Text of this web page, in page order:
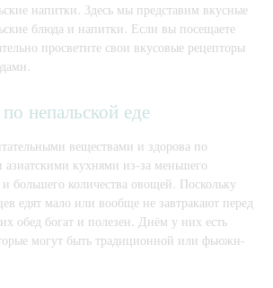
напитки. Здесь мы представим вкусные
блюда и напитки. Если вы посещаете
просветите свои вкусовые рецепторы
непальской еде
веществами и здорова по
кухнями из-за меньшего
большего количества овощей. Поскольку
едят мало или вообще не завтракают перед
обед богат и полезен. Днём у них есть
могут быть традиционной или фьюжн-